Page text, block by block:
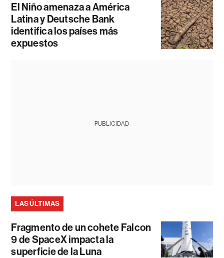
El Niño amenaza a América
Latina y Deutsche Bank
identifica los países más
expuestos
PUBLICIDAD
LAS ÚLTIMAS
Fragmento de un cohete Falcon
9 de SpaceX impacta la
superficie de la Luna